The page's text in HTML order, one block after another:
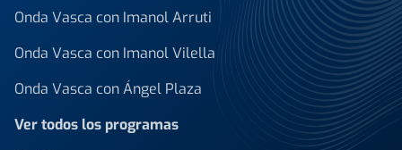
Onda Vasca con Imanol Arruti
Onda Vasca con Imanol Vilella
Onda Vasca con Ángel Plaza
Ver todos los programas